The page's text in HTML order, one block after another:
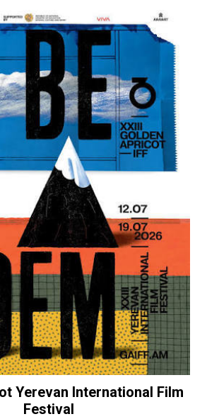
Yerevan International Film
Festival